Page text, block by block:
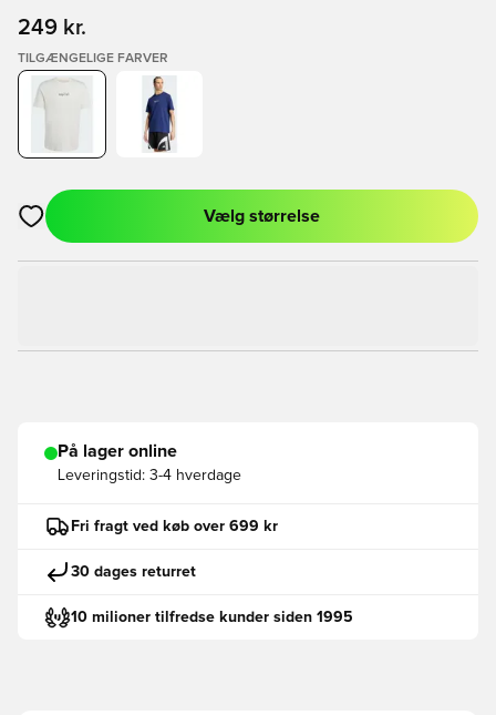
249 kr.
TILGÆNGELIGE FARVER
Åbner en Modal til at logge ind eller tilmelde dig som medlem
Vælg størrelse
På lager online
Leveringstid: 3-4 hverdage
Fri fragt ved køb over 699 kr
30 dages returret
10 milioner tilfredse kunder siden 1995